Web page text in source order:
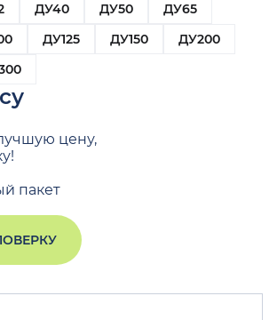
ДУ40 ДУ50
ДУ65
ДУ125 ДУ150
ДУ200
цену,
пакет